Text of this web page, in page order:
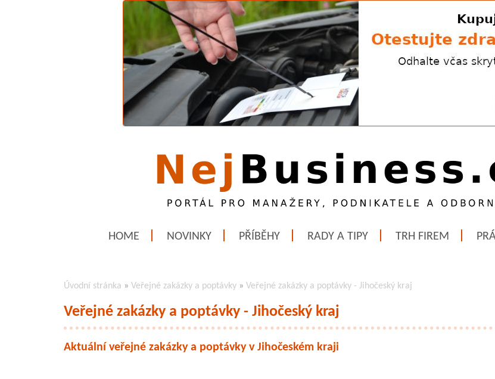
HOME NOVINKY PŘÍBĚHY RADY A TIPY TRH FIREM
Úvodní stránka » Veřejné zakázky a poptávky » Veřejné zakázky a poptávky - Jihočeský kraj
Veřejné zakázky a poptávky - Jihočeský kraj
Aktuální veřejné zakázky a poptávky v Jihočeském kraji